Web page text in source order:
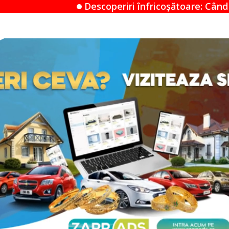
înfricoșătoare: Când un Airbnb devine